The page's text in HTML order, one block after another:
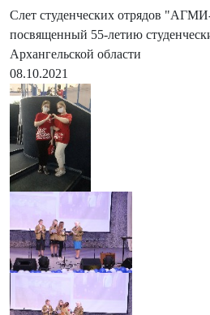
Слет студенческих отрядов
посвященный 55-летию
Архангельской области
08.10.2021